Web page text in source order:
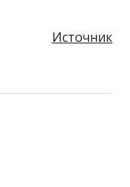
Источник